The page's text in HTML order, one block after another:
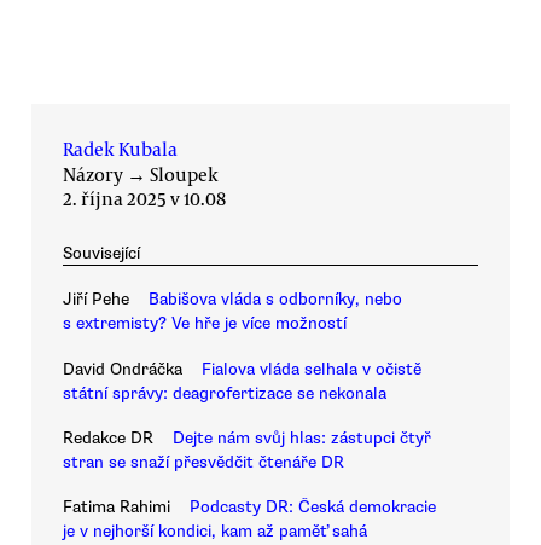
Radek Kubala
Názory → Sloupek
2. října 2025 v 10.08
Související
Jiří Pehe
Babišova vláda s odborníky, nebo
s extremisty? Ve hře je více možností
David Ondráčka
Fialova vláda selhala v očistě
státní správy: deagrofertizace se nekonala
Redakce DR
Dejte nám svůj hlas: zástupci čtyř
stran se snaží přesvědčit čtenáře DR
Fatima Rahimi
Podcasty DR: Česká demokracie
je v nejhorší kondici, kam až paměť sahá